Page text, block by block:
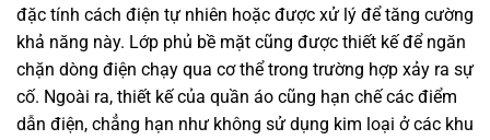
đặc tính cách điện tự nhiên hoặc được xử lý để tăng cường
khả năng này. Lớp phủ bề mặt cũng được thiết kế để ngăn
chặn dòng điện chạy qua cơ thể trong trường hợp xảy ra sự
cố. Ngoài ra, thiết kế của quần áo cũng hạn chế các điểm
dẫn điện, chẳng hạn như không sử dụng kim loại ở các khu